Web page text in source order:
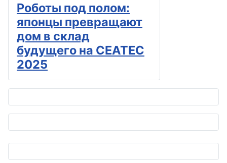
Роботы под полом:
японцы превращают
дом в склад
будущего на CEATEC
2025